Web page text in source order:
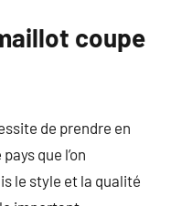
coupe
de prendre en
que l’on
le style et la qualité